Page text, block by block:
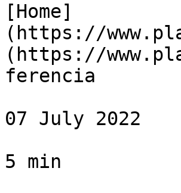
[Home]
(https://
(https://
ferencia
07 July 2022
5 min